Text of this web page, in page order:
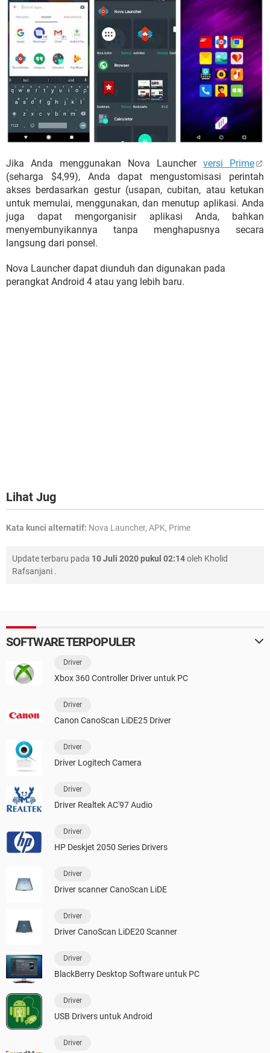
Jika Anda menggunakan Nova Launcher versi Prime
(seharga $4,99), Anda dapat mengustomisasi perintah
akses berdasarkan gestur (usapan, cubitan, atau ketukan
untuk memulai, menggunakan, dan menutup aplikasi. Anda
juga dapat mengorganisir aplikasi Anda, bahkan
menyembunyikannya tanpa menghapusnya secara
langsung dari ponsel.
Nova Launcher dapat diunduh dan digunakan pada
perangkat Android 4 atau yang lebih baru.
Lihat Jug
Kata kunci alternatif: Nova Launcher, APK, Prime
Update terbaru pada 10 Juli 2020 pukul 02:14oleh Kholid
Rafsanjani .
SOFTWARE TERPOPULER
Driver
Xbox 360 Controller Driver untuk PC
Driver
Canon CanoScan LiDE25 Driver
Driver
Driver Logitech Camera
Driver
Driver Realtek AC'97 Audio
Driver
HP Deskjet 2050 Series Drivers
Driver
Driver scanner CanoScan LiDE
Driver
Driver CanoScan LiDE20 Scanner
Driver
BlackBerry Desktop Software untuk PC
Driver
USB Drivers untuk Android
Driver